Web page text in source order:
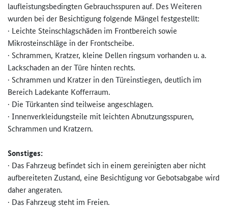
laufleistungsbedingten Gebrauchsspuren auf. Des Weiteren
wurden bei der Besichtigung folgende Mängel festgestellt:
· Leichte Steinschlagschäden im Frontbereich sowie
Mikrosteinschläge in der Frontscheibe.
· Schrammen, Kratzer, kleine Dellen ringsum vorhanden u. a.
Lackschaden an der Türe hinten rechts.
· Schrammen und Kratzer in den Türeinstiegen, deutlich im
Bereich Ladekante Kofferraum.
· Die Türkanten sind teilweise angeschlagen.
· Innenverkleidungsteile mit leichten Abnutzungsspuren,
Schrammen und Kratzern.
Sonstiges:
· Das Fahrzeug befindet sich in einem gereinigten aber nicht
aufbereiteten Zustand, eine Besichtigung vor Gebotsabgabe wird
daher angeraten.
· Das Fahrzeug steht im Freien.